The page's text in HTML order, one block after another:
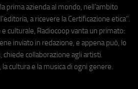
prima azienda al mondo, nell'ambito
a ricevere la Certificazione etica".
culturale, Radiocoop vanta un primato:
inviato in redazione, e appena può, lo
chiede collaborazione agli artisti.
cultura e la musica di ogni genere.